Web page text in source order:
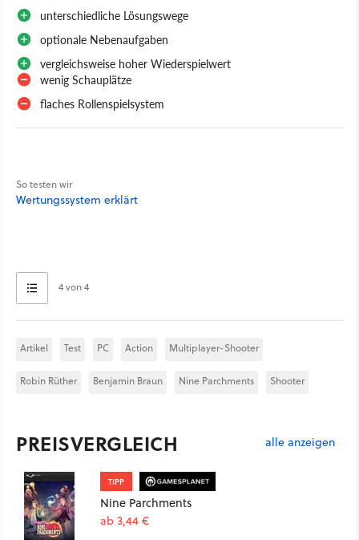
unterschiedliche Lösungswege
optionale Nebenaufgaben
vergleichsweise hoher Wiederspielwert
wenig Schauplätze
flaches Rollenspielsystem
So testen wir
Wertungssystem erklärt
4 von 4
Artikel Test PC Action Multiplayer-Shooter
Robin Rüther Benjamin Braun Nine Parchments Shooter
PREISVERGLEICH alle anzeigen
TIPP
Nine Parchments
ab 3,44 €